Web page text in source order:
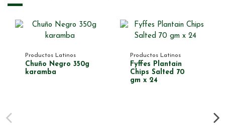
Productos Latinos
Chuño Negro 350g
karamba
Productos Latinos
Fyffes Plantain
Chips Salted 70
gm x 24